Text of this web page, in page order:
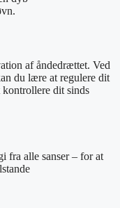
af åndedrættet. Ved
du lære at regulere dit
dit sinds
fra alle sanser – for at